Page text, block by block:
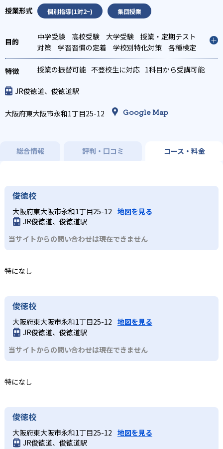
個別指導(1対2~) 集団授業
中学受験 高校受験 大学受験
授業・定期テスト
対策
学習習慣の定着 学校別特化対策
各種検定
対策
科目別特化対策
授業の振替可能 不登校生に対応 1科目から受講可能
JR俊徳道、俊徳道駅
大阪府東大阪市永和1丁目25-12 Google Map
総合情報 評判・口コミ コース・料金
俊徳校
大阪府東大阪市永和1丁目25-12 地図を見る
JR俊徳道、俊徳道駅
当サイトからの問い合わせは現在できません
特になし
俊徳校
大阪府東大阪市永和1丁目25-12 地図を見る
JR俊徳道、俊徳道駅
当サイトからの問い合わせは現在できません
特になし
俊徳校
大阪府東大阪市永和1丁目25-12 地図を見る
JR俊徳道、俊徳道駅